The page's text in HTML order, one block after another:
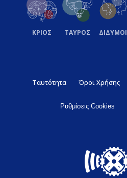
ΚΡΙΟΣ ΤΑΥΡΟΣ ΔΙΔΥΜΟΙ
Ταυτότητα Όροι Χρήσης
Ρυθμίσεις Cookies